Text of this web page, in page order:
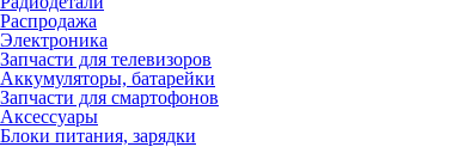
Распродажа
Электроника
Запчасти для телевизоров
Аккумуляторы, батарейки
Запчасти для смартофонов
Аксессуары
Блоки питания, зарядки